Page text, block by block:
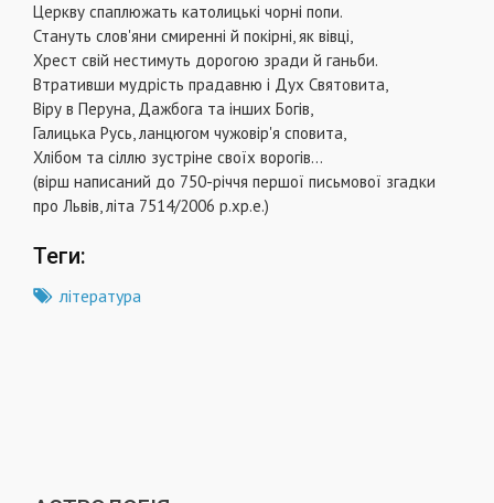
Церкву спаплюжать католицькі чорні попи.
Стануть слов'яни смиренні й покірні, як вівці,
Хрест свій нестимуть дорогою зради й ганьби.
Втративши мудрість прадавню і Дух Святовита,
Віру в Перуна, Дажбога та інших Богів,
Галицька Русь, ланцюгом чужовір'я сповита,
Хлібом та сіллю зустріне своїх ворогів...
(вірш написаний до 750-річчя першої письмової згадки
про Львів, літа 7514/2006 р.хр.е.)
Теги:
література